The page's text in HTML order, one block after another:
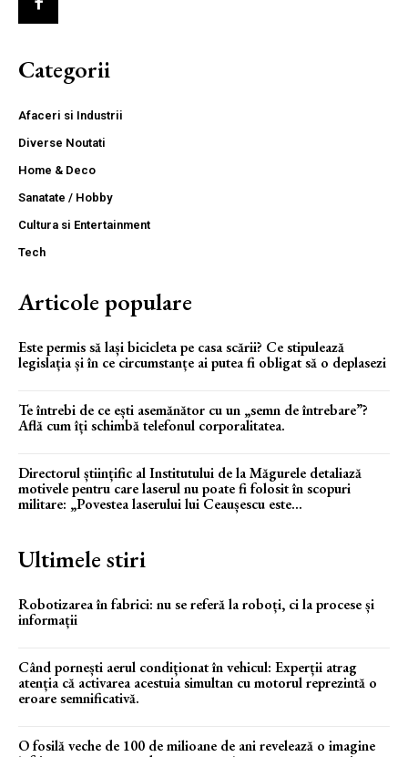
Categorii
Afaceri si Industrii
Diverse Noutati
Home & Deco
Sanatate / Hobby
Cultura si Entertainment
Tech
Articole populare
Este permis să lași bicicleta pe casa scării? Ce stipulează
legislația și în ce circumstanțe ai putea fi obligat să o deplasezi
Te întrebi de ce ești asemănător cu un „semn de întrebare”?
Află cum îți schimbă telefonul corporalitatea.
Directorul științific al Institutului de la Măgurele detaliază
motivele pentru care laserul nu poate fi folosit în scopuri
militare: „Povestea laserului lui Ceaușescu este...
Ultimele stiri
Robotizarea în fabrici: nu se referă la roboți, ci la procese și
informații
Când pornești aerul condiționat în vehicul: Experții atrag
atenția că activarea acestuia simultan cu motorul reprezintă o
eroare semnificativă.
O fosilă veche de 100 de milioane de ani revelează o imagine